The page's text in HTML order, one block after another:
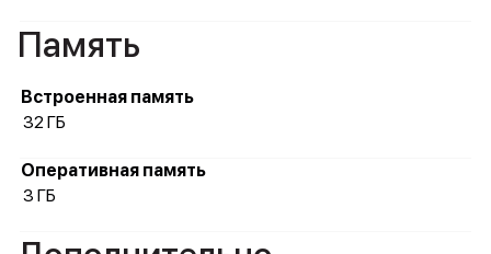
Память
Встроенная память
32 ГБ
Оперативная память
3 ГБ